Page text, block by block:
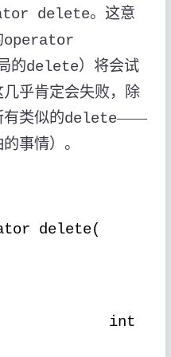
delete。这意
operator
的delete）将会试
乎肯定会失败，除
类似的delete——
事情）。
delete(
int